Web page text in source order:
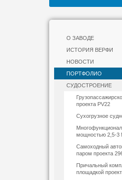
О ЗАВОДЕ
ИСТОРИЯ ВЕРФИ
НОВОСТИ
ПОРТФОЛИО
СУДОСТРОЕНИЕ
проекта PV22
Сухогрузное
мощностью 2,5-3
Самоходный
паром проекта
Причальный
площадкой